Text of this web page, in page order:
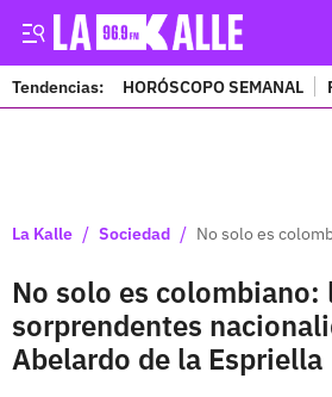
Tendencias: HORÓSCOPO SEMANAL
La Kalle / Sociedad / No solo es
No solo es colombiano:
sorprendentes
Abelardo de la Espriella